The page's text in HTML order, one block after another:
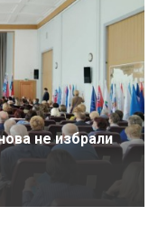
не избрали